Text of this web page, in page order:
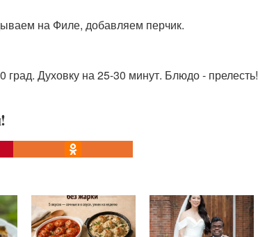
на Филе, добавляем перчик.
град. Духовку на 25-30 минут. Блюдо - прелесть!